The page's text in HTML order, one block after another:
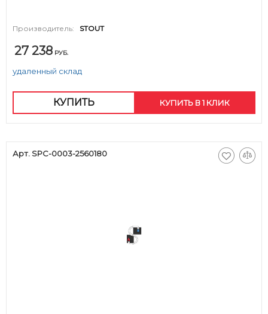
Производитель: STOUT
27 238 РУБ.
удаленный склад
КУПИТЬ КУПИТЬ В 1 КЛИК
Арт. SPC-0003-2560180